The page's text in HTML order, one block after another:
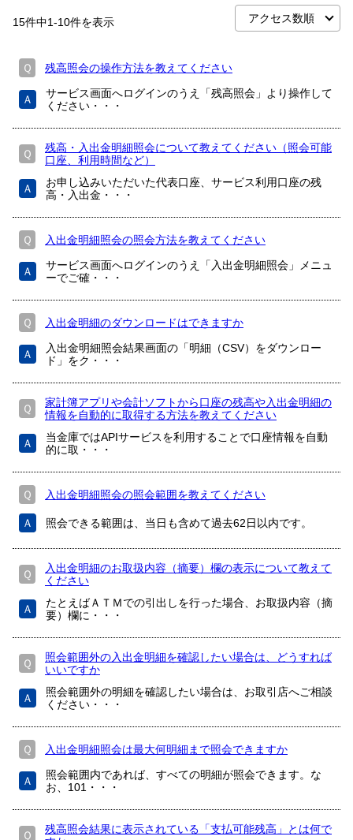
15件中1-10件を表示
Ｑ 残高照会の操作方法を教えてください
Ａ
サービス画面へログインのうえ「残高照会」より操作して
ください・・・
Ｑ
残高・入出金明細照会について教えてください（照会可能
口座、利用時間など）
Ａ
お申し込みいただいた代表口座、サービス利用口座の残
高・入出金・・・
Ｑ 入出金明細照会の照会方法を教えてください
Ａ
サービス画面へログインのうえ「入出金明細照会」メニュ
ーでご確・・・
Ｑ 入出金明細のダウンロードはできますか
Ａ
入出金明細照会結果画面の「明細（CSV）をダウンロー
ド」をク・・・
Ｑ
家計簿アプリや会計ソフトから口座の残高や入出金明細の
情報を自動的に取得する方法を教えてください
Ａ
当金庫ではAPIサービスを利用することで口座情報を自動
的に取・・・
Ｑ 入出金明細照会の照会範囲を教えてください
Ａ 照会できる範囲は、当日も含めて過去62日以内です。
Ｑ
入出金明細のお取扱内容（摘要）欄の表示について教えて
ください
Ａ
たとえばＡＴＭでの引出しを行った場合、お取扱内容（摘
要）欄に・・・
Ｑ
照会範囲外の入出金明細を確認したい場合は、どうすれば
いいですか
Ａ
照会範囲外の明細を確認したい場合は、お取引店へご相談
ください・・・
Ｑ 入出金明細照会は最大何明細まで照会できますか
Ａ
照会範囲内であれば、すべての明細が照会できます。な
お、101・・・
Ｑ
残高照会結果に表示されている「支払可能残高」とは何で